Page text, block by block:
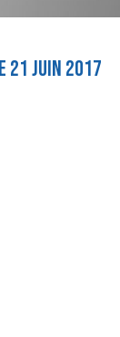
21 JUIN 2017